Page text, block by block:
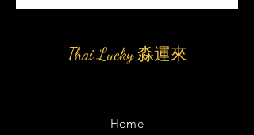
Thai Lucky 淼運來
Home